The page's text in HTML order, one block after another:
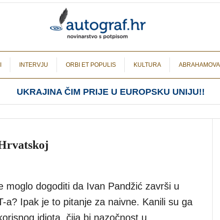
INTERVJU ORBI ET POPULIS KULTURA
UKRAJINA ČIM PRIJE U EUROPSKU UNIJU!!
moglo dogoditi da Ivan Pandžić završi u
a? Ipak je to pitanje za naivne. Kanili su ga
idiota, čija bi nazočnost u